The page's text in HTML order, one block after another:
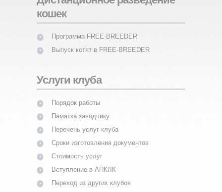
кошек
Программа FREE-BREEDER
Выпуск котят в FREE-BREEDER
Услуги клуба
Порядок работы
Памятка заводчику
Перечень услуг клуба
Сроки изготовления документов
Стоимость услуг
Вступление в АПКЛК
Переход из других клубов